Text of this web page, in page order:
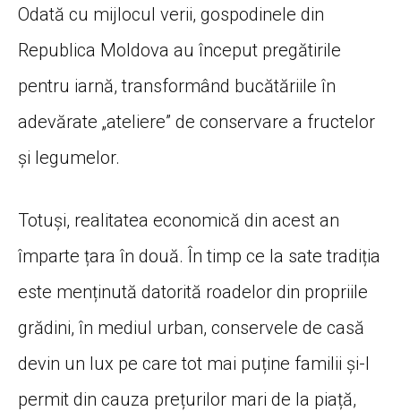
Odată cu mijlocul verii, gospodinele din
Republica Moldova au început pregătirile
pentru iarnă, transformând bucătăriile în
adevărate „ateliere” de conservare a fructelor
și legumelor.
Totuși, realitatea economică din acest an
împarte țara în două. În timp ce la sate tradiția
este menținută datorită roadelor din propriile
grădini, în mediul urban, conservele de casă
devin un lux pe care tot mai puține familii și-l
permit din cauza prețurilor mari de la piață,